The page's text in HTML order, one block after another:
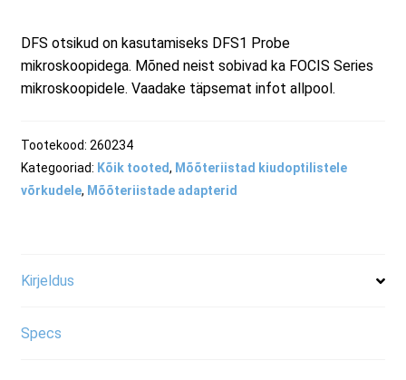
Privaatsuspoliitika
RMA taotluse vorm
DFS otsikud on kasutamiseks DFS1 Probe
mikroskoopidega. Mõned neist sobivad ka FOCIS Series
mikroskoopidele. Vaadake täpsemat infot allpool.
Tootekood: 260234
Kategooriad: Kõik tooted, Mõõteriistad kiudoptilistele
võrkudele, Mõõteriistade adapterid
Kirjeldus
Specs